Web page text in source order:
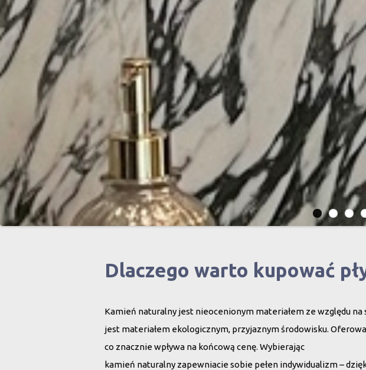
Dlaczego warto kupować
Kamień naturalny jest nieocenionym materiałem ze względu
jest materiałem ekologicznym, przyjaznym środowisku.
co znacznie wpływa na końcową cenę. Wybierając
kamień naturalny zapewniacie sobie pełen indywidualizm –